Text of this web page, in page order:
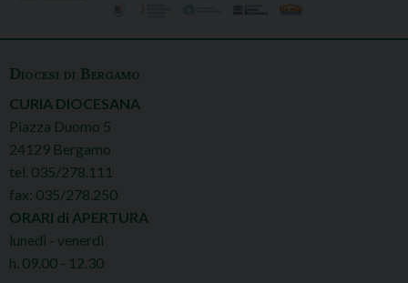
Diocesi di Bergamo
CURIA DIOCESANA
Piazza Duomo 5
24129 Bergamo
tel. 035/278.111
fax: 035/278.250
ORARI di APERTURA
lunedì - venerdì
h. 09.00 - 12.30